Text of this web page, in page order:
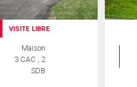
VISITE LIBRE
Maison
3 CAC , 2
SDB